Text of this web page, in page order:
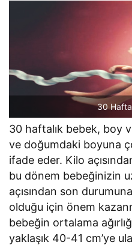
30
30 haftalık bebek, boy
ve doğumdaki boyuna
ifade eder. Kilo
bu dönem bebeğinizin
açısından son
olduğu için önem
bebeğin ortalama
yaklaşık 40-41 cm’ye